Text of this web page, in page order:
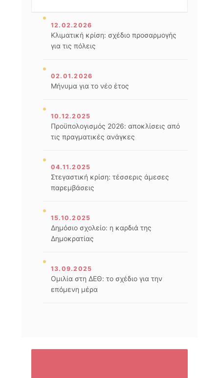
12.02.2026
Κλιματική κρίση: σχέδιο προσαρμογής
για τις πόλεις
02.01.2026
Μήνυμα για το νέο έτος
10.12.2025
Προϋπολογισμός 2026: αποκλίσεις από
τις πραγματικές ανάγκες
04.11.2025
Στεγαστική κρίση: τέσσερις άμεσες
παρεμβάσεις
15.10.2025
Δημόσιο σχολείο: η καρδιά της
Δημοκρατίας
13.09.2025
Ομιλία στη ΔΕΘ: το σχέδιο για την
επόμενη μέρα